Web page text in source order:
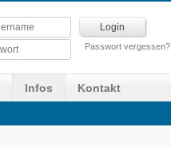
Passwort vergessen?
Infos Kontakt